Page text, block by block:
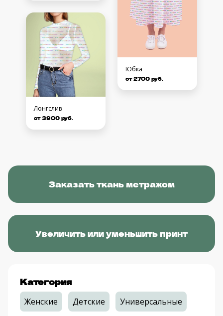
Лонгслив
от 3900 руб.
Юбка
от 2700 руб.
Заказать ткань метражом
Увеличить или уменьшить принт
Категория
Женские Детские Универсальные